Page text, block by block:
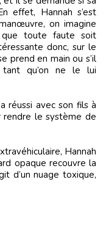
effet, Hannah s’est
on imagine
que toute faute soit
donc, sur le
prend en main ou s’il
tant qu’on ne le lui
réussi avec son fils à
rendre le système de
Hannah
opaque recouvre la
d’un nuage toxique,